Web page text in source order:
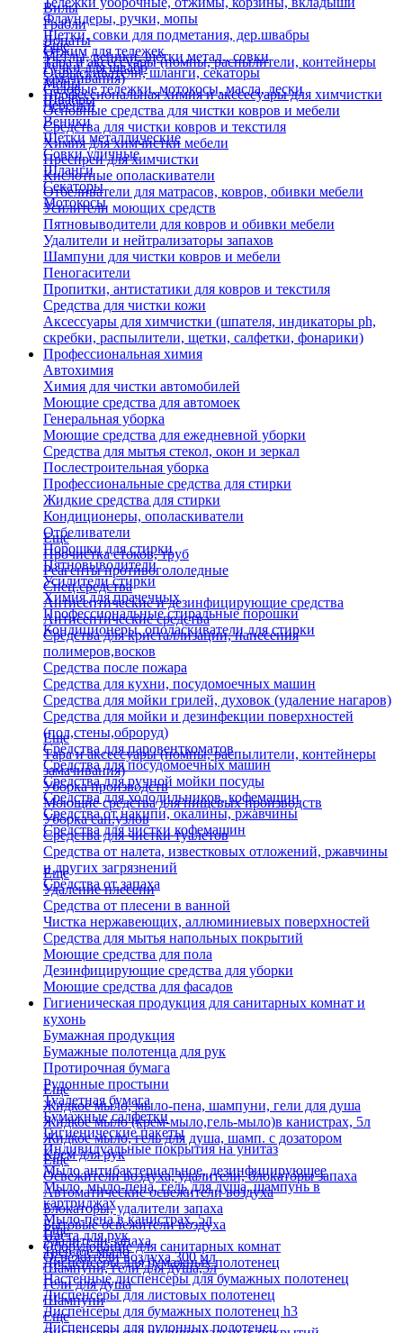
Флаундеры, ручки, мопы
Щетки, совки для подметания, дер.швабры
Отжим для тележек
Ручки для швабр
Мопы
Швабры
Вилы
Грабли
Лопаты
Метлы, веники, щетки метал., совки
Опрыскиватели, шланги, секаторы
Садовые тележки, мотокосы, масла, лески
Черенки
Веники
Щетки металлические
Совки уличные
Шланги
Секаторы
Мотокосы
Еще
Тара и аксессуары (помпы, распылители, контейнеры
замачивания)
Профессиональная химия и акссесуары для химчистки
Основные средства для чистки ковров и мебели
Средства для чистки ковров и текстиля
Химия для химчистки мебели
Преспреи для химчистки
Кислотные ополаскиватели
Отбеливатели для матрасов, ковров, обивки мебели
Усилители моющих средств
Пятновыводители для ковров и обивки мебели
Удалители и нейтрализаторы запахов
Шампуни для чистки ковров и мебели
Пеногасители
Пропитки, антистатики для ковров и текстиля
Средства для чистки кожи
Аксессуары для химчистки (шпателя, индикаторы ph,
скребки, распылители, щетки, салфетки, фонарики)
Профессиональная химия
Автохимия
Химия для чистки автомобилей
Моющие средства для автомоек
Генеральная уборка
Моющие средства для ежедневной уборки
Средства для мытья стекол, окон и зеркал
Послестроительная уборка
Профессиональные средства для стирки
Жидкие средства для стирки
Кондиционеры, ополаскиватели
Отбеливатели
Порошки для стирки
Пятновыводители
Усилители стирки
Химия для прачечных
Профессиональные стиральные порошки
Кондиционеры, ополаскиватели для стирки
Еще
Прочистка стоков, труб
Реагенты противогололедные
Спец.средства
Антисептические и дезинфицирующие средства
Антисептические средства
Средства для кристаллизации, нанесения
полимеров,восков
Средства после пожара
Средства для кухни, посудомоечных машин
Средства для мойки грилей, духовок (удаление нагаров)
Средства для мойки и дезинфекции поверхностей
(пол,стены,оброруд)
Средства для паровенткоматов
Средства для посудомоечных машин
Средства для ручной мойки посуды
Средства для холодильников, кофемашин
Средства от накипи, окалины, ржавчины
Средства для чистки кофемашин
Еще
Тара и аксессуары (помпы, распылители, контейнеры
замачивания)
Уборка производств
Моющие средства для пищевых производств
Уборка сан.узлов
Средства для чистки туалетов
Средства от налета, известковых отложений, ржавчины
и других загрязнений
Средства от запаха
Еще
Удаление плесени
Средства от плесени в ванной
Чистка нержавеющих, аллюминиевых поверхностей
Средства для мытья напольных покрытий
Моющие средства для пола
Дезинфицирующие средства для уборки
Моющие средства для фасадов
Гигиеническая продукция для санитарных комнат и
кухонь
Бумажная продукция
Бумажные полотенца для рук
Протирочная бумага
Рулонные простыни
Туалетная бумага
Бумажные салфетки
Гигиенические пакеты
Индивидуальные покрытия на унитаз
Еще
Жидкое мыло, мыло-пена, шампуни, гели для душа
Жидкое мыло (крем-мыло,гель-мыло)в канистрах, 5л
Жидкое мыло, гель для душа, шамп. с дозатором
Крем для рук
Мыло антибактериальное, дезинфицирующее
Мыло, мыло-пена, гель для душа, шампунь в
картриджах
Мыло-пена в канистрах, 5л
Паста для рук
Твердое мыло
Шампуни, гели для душа,5л
Гели для душа
Шампуни
Еще
Освежители воздуха, удалители, блокаторы запаха
Автоматические освежители воздуха
Блокаторы, удалители запаха
Бытовые освежители воздуха
Удалители запаха
Освежители воздуха 300 мл
Еще
Оборудование для санитарных комнат
Диспенсеры для бумажных полотенец
Настенные диспенсеры для бумажных полотенец
Диспенсеры для листовых полотенец
Диспенсеры для бумажных полотенец h3
Диспенсеры для рулонных полотенец
Еще